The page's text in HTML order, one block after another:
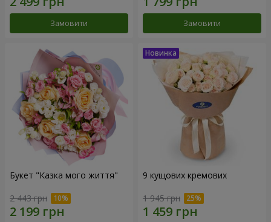
Замовити Замовити
Букет "Казка мого життя"
2 443 грн
9 кущових кремових
1 945 грн